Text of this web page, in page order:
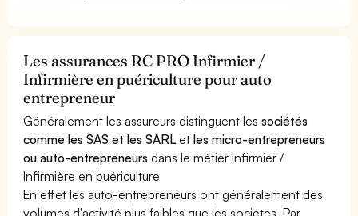
Les assurances RC PRO Infirmier /
Infirmière en puériculture pour auto
entrepreneur
Généralement les assureurs distinguent lessociétés
comme les SAS et les SARL etles micro-entrepreneurs
ou auto-entrepreneurs dans le métier Infirmier /
Infirmière en puériculture
En effet les auto-entrepreneurs ont généralement des
volumes d'activité plus faibles que les sociétés. Par